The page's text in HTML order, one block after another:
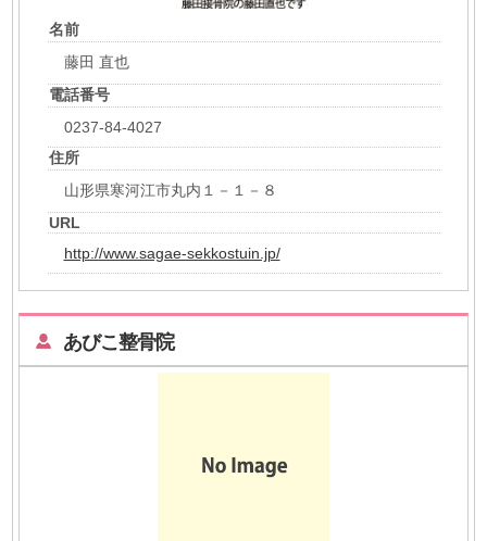
名前
藤田 直也
電話番号
0237-84-4027
住所
山形県寒河江市丸内１－１－８
URL
http://www.sagae-sekkostuin.jp/
あびこ整骨院